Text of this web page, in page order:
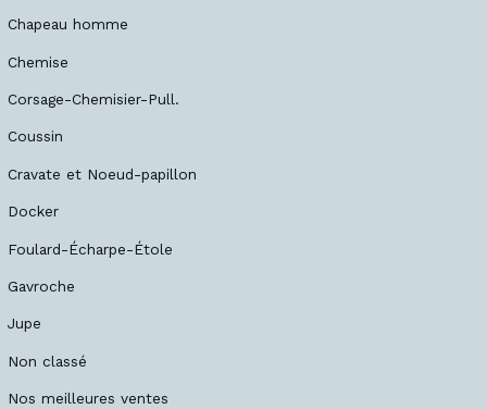
Chapeau homme
Chemise
Corsage-Chemisier-Pull.
Coussin
Cravate et Noeud-papillon
Docker
Foulard-Écharpe-Étole
Gavroche
Jupe
Non classé
Nos meilleures ventes